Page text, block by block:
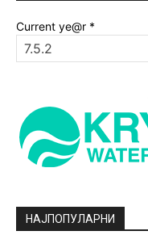
Current ye@r *
НАЈПОПУЛАРНИ